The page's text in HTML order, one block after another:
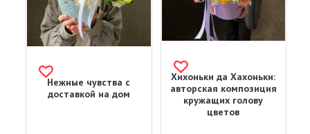
Нежные чувства с
доставкой на дом
Хихоньки да Хахоньки:
авторская композиция
кружащих голову
цветов